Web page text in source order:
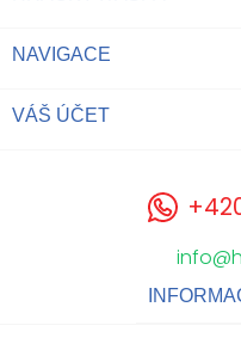
NAVIGACE
VÁŠ ÚČET